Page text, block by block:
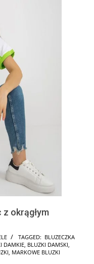
z okrągłym
TAGGED: BLUZECZKA
DAMKIE BLUZKI DAMSKI
MARKOWE BLUZKI